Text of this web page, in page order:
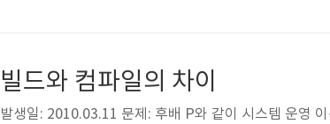
빌드와 컴파일의 차이
발생일: 2010.03.11 문제: 후배 P와 같이 시스템 운영